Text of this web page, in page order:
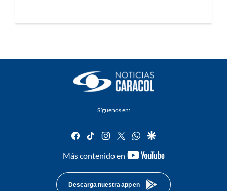
Síguenos en:
facebook
tiktok instagram
twitterwhatsapp
google
Más contenido en
youtube-
Descarga nuestra app en